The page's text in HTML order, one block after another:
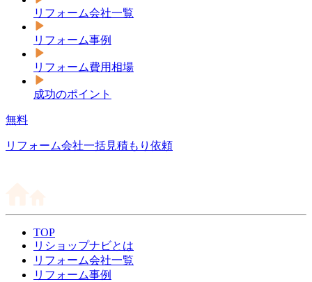
リフォーム会社一覧
リフォーム事例
リフォーム費用相場
成功のポイント
無料
リフォーム会社一括見積もり依頼
TOP
リショップナビとは
リフォーム会社一覧
リフォーム事例